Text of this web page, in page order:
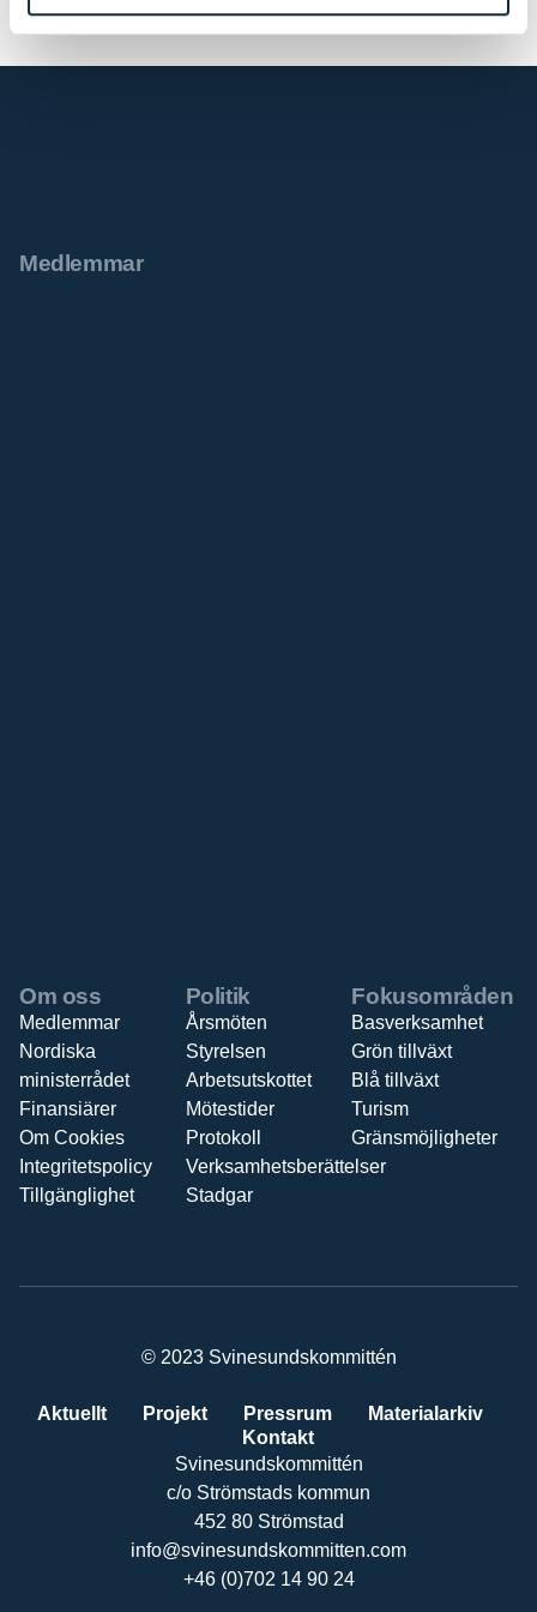
Medlemmar
Om oss
Medlemmar
Nordiska
ministerrådet
Finansiärer
Om Cookies
Integritetspolicy
Tillgänglighet
Politik
Årsmöten
Styrelsen
Arbetsutskottet
Mötestider
Protokoll
Verksamhetsberättelser
Stadgar
Fokusområden
Basverksamhet
Grön tillväxt
Blå tillväxt
Turism
Gränsmöjligheter
© 2023 Svinesundskommittén
Aktuellt Projekt Pressrum
Materialarkiv
Kontakt
Svinesundskommittén
c/o Strömstads kommun
452 80 Strömstad
info@svinesundskommitten.com
+46 (0)702 14 90 24